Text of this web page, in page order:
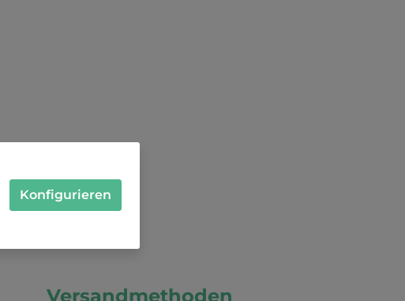
Versandmethoden
Konfigurieren